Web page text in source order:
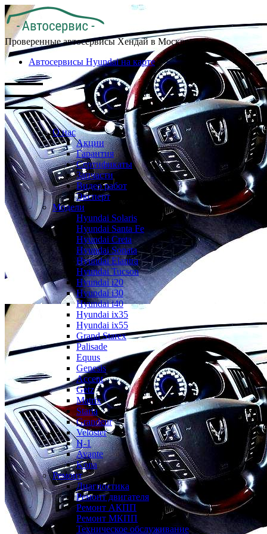
Проверенные автосервисы Хендай в Москве
Автосервисы Hyundai на карте
О нас
Акции
Гарантия
Сертификаты
Запчасти
Видео работ
Эксперт
Модели
Hyundai Solaris
Hyundai Santa Fe
Hyundai Creta
Hyundai Sonata
Hyundai Elantra
Hyundai Tucson
Hyundai i20
Hyundai i30
Hyundai i40
Hyundai ix35
Hyundai ix55
Grand Starex
Palisade
Equus
Genesis
Accent
Getz
Matrix
Staria
Grandeur
Veloster
H-1
Avante
Kona
Ремонт
Диагностика
Ремонт двигателя
Ремонт АКПП
Ремонт МКПП
Техническое обслуживание